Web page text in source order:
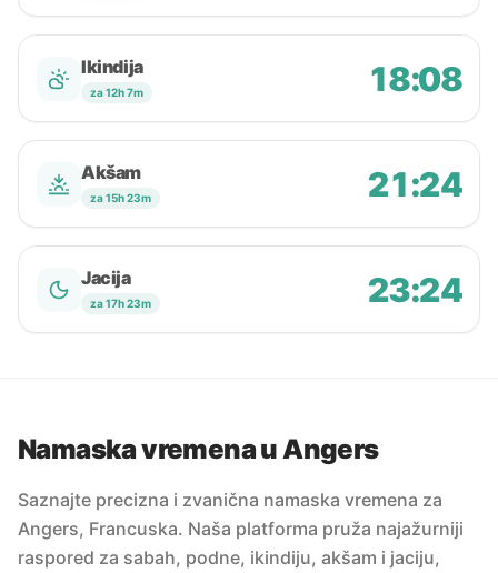
Ikindija
za 12h 7m 18:08
Akšam
za 15h 23m 21:24
Jacija
za 17h 23m 23:24
Namaska vremena u Angers
Saznajte precizna i zvanična namaska vremena za
Angers, Francuska. Naša platforma pruža najažurniji
raspored za sabah, podne, ikindiju, akšam i jaciju,